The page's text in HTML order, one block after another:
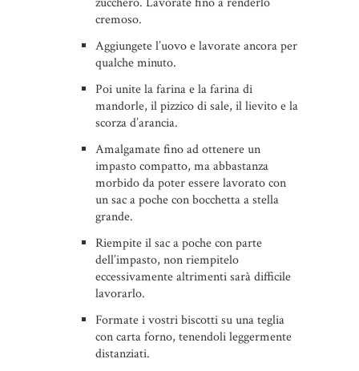
cremoso.
Aggiungete l’uovo e lavorate ancora per
qualche minuto.
Poi unite la farina e la farina di
mandorle, il pizzico di sale, il lievito e la
scorza d’arancia.
Amalgamate fino ad ottenere un
impasto compatto, ma abbastanza
morbido da poter essere lavorato con
un sac a poche con bocchetta a stella
grande.
Riempite il sac a poche con parte
dell’impasto, non riempitelo
eccessivamente altrimenti sarà difficile
lavorarlo.
Formate i vostri biscotti su una teglia
con carta forno, tenendoli leggermente
distanziati.